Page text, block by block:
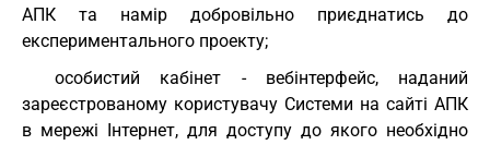
АПК та намір добровільно приєднатись до
експериментального проекту;
особистий кабінет - вебінтерфейс, наданий
зареєстрованому користувачу Системи на сайті АПК
в мережі Інтернет, для доступу до якого необхідно